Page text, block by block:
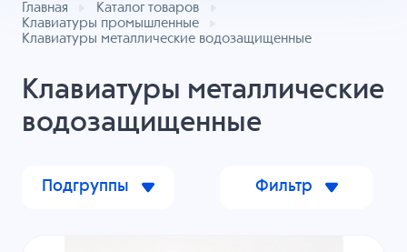
Главная
Каталог товаров
Клавиатуры промышленные
Клавиатуры металлические водозащищенные
Клавиатуры металлические
водозащищенные
Подгруппы Фильтр